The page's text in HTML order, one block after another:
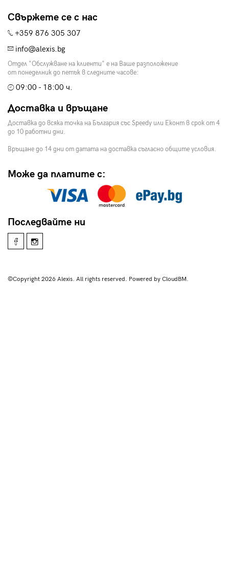
Свържете се с нас
+359 876 305 307
info@alexis.bg
Отдел "Обслужване на клиенти" е на Ваше разположение
от понеделник до петък в следните часове:
09:00 - 18:00 ч.
Доставка и връщане
Доставка до всяка точка на България със Speedy или Еконт в срок от 4
до 10 работни дни.
Връщане до 14 дни от датата на доставка съгласно общите условия.
Може да платите с:
Последвайте ни
©Copyright 2026 Alexis. All rights reserved. Powered by CloudBM.